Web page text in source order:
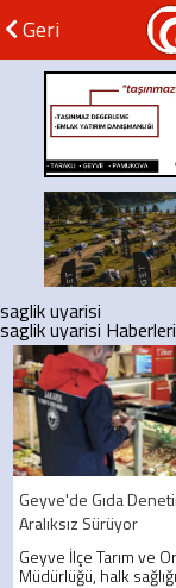
Geri
saglik uyarisi
saglik uyarisi
Geyve'de Gıda
Aralıksız Sürüyor
Geyve İlçe Tarım ve
Müdürlüğü, halk